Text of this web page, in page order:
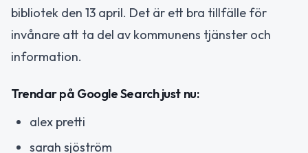
bibliotek den 13 april. Det är ett bra tillfälle för
invånare att ta del av kommunens tjänster och
information.
Trendar på Google Search just nu:
alex pretti
sarah sjöström